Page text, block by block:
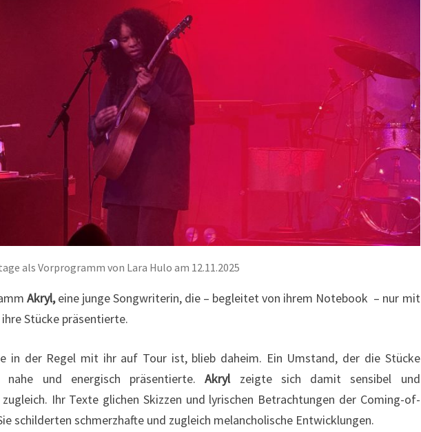
als Vorprogramm von Lara Hulo am 12.11.2025
Akryl,eine junge Songwriterin, die – begleitet von ihrem Notebook – nur mit
Stücke präsentierte.
in der Regel mit ihr auf Tour ist, blieb daheim. Ein Umstand, der die Stücke
nahe und energisch präsentierte.Akryl zeigte sich damit sensibel und
Ihr Texte glichen Skizzen und lyrischen Betrachtungen der Coming-of-
schilderten schmerzhafte und zugleich melancholische Entwicklungen.